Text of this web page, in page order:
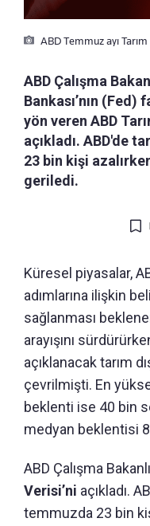
ABD Temmuz ayı
ABD Çalışma
Bankası’nın
yön veren ABD
açıkladı. ABD'de
23 bin kişi
geriledi.
Küresel piyasalar,
adımlarına ilişkin
sağlanması
arayışını
açıklanacak tarım
çevrilmişti. En
beklenti ise 40 bin
medyan beklentisi
ABD Çalışma
Verisi’ni açıkladı.
temmuzda 23 bin